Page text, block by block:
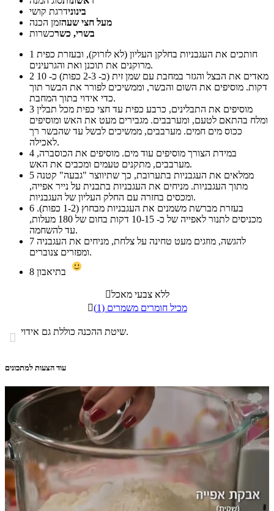
בינונידרגת קושי
מעל חצי שעהזמן הכנה
בשרי, כשרכשרות
1
מרוקנים את תוכנן ואת והגרעינים.
2
דקות. מוסיפים את השום והבשר, וממשיכים לפורר את הבשר תוך
כדי אידוי בתוך המחבת.
3
ומלח בהתאם לטעם, ומערבבים. מגבירים מעט את האש ומוסיפים
ככוס מים חמים. מערבבים, ממשיכים לבשל עד שהבשר רך
לאכילה.
4
מערבבים, מתקנים טעמים ומכבים את האש.
5
מתוך העגבניות. מניחים את העגבניות בתבנית על נייר אפייה,
ומכסים בחזרה עם החלק העליון של העגבניות.
6
מכניסים לתנור לאפייה של כ- 10-15 דקות בחום של 180 מעלות,
עד להשחמה.
7
ומפזרים צנוברים.
8
ללא צבעי מאכל

מכיל חומרים משמרים (1)
 שיטת ההכנה כוללת גם אידוי.
עוד הצעות למתכונים